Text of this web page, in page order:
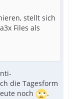
stellt sich
Files als
die Tagesform
noch
.